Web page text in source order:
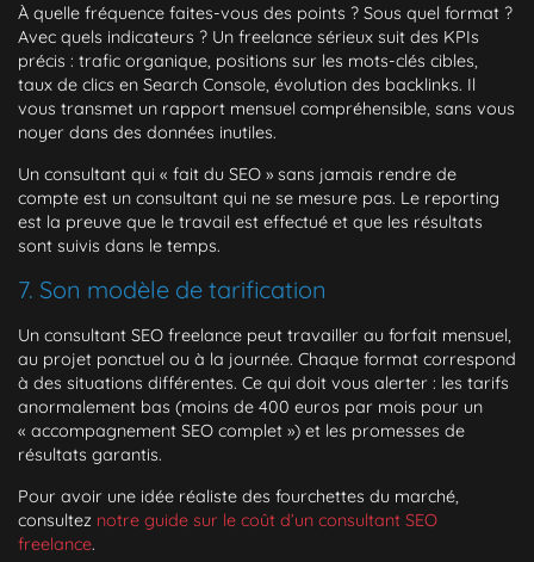
À quelle fréquence faites-vous des points ? Sous quel format ?
Avec quels indicateurs ? Un freelance sérieux suit des KPIs
précis : trafic organique, positions sur les mots-clés cibles,
taux de clics en Search Console, évolution des backlinks. Il
vous transmet un rapport mensuel compréhensible, sans vous
noyer dans des données inutiles.
Un consultant qui « fait du SEO » sans jamais rendre de
compte est un consultant qui ne se mesure pas. Le reporting
est la preuve que le travail est effectué et que les résultats
sont suivis dans le temps.
7. Son modèle de tarification
Un consultant SEO freelance peut travailler au forfait mensuel,
au projet ponctuel ou à la journée. Chaque format correspond
à des situations différentes. Ce qui doit vous alerter : les tarifs
anormalement bas (moins de 400 euros par mois pour un
« accompagnement SEO complet ») et les promesses de
résultats garantis.
Pour avoir une idée réaliste des fourchettes du marché,
consultez notre guide sur le coût d’un consultant SEO
freelance.